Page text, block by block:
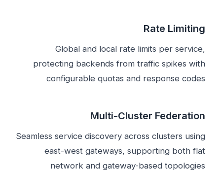
Rate Limiting
Global and local rate limits per service,
protecting backends from traffic spikes with
configurable quotas and response codes
Multi-Cluster Federation
Seamless service discovery across clusters using
east-west gateways, supporting both flat
network and gateway-based topologies